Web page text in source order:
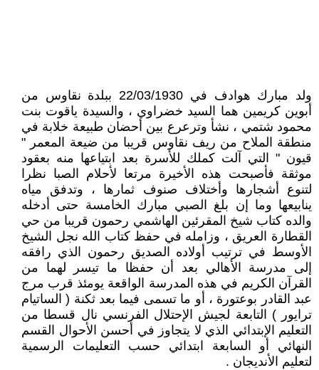
ولد مبارك هوادف في 22/03/1930 ببلدة نقاوس من
أبوين كريمين هما السيد خضراوي ، والسيدة ياقوت بنت
محمود شتمي ، نشأ وترعرع بين أحضان طبيعة خلابة في
منطقة الملاح من ريف نقاوس قريبا من ضيعة المعمر "
قيون " التي آلت كملك للأسرة بعد ابتياعها منه بعقود
موثقة فأصبحت هذه الأخيرة مرتعا لأحلام الصبا نظرا
لتنوع أشجارها وأختلاف صنوف ثمارها ، وتدفق مياه
ينابيعها وما إن بلغ الصبي مبارك الخامسة حتى أدخله
والده كتاب شيخ المقرئين الهاشمي رحمون قريبا من حي
القطارة العريق ، وزامله في حفظ كتاب الله نجل الشيخ
الأوسط في ترتيب أولاده الصديق رحمون الذي رافقه
إلى مدرسة الأهالي بعد أن حفظا ما تيسر لهما من
القرآن الكريم في هذه المدرسة الواقعة يومئذ قرب مرج
عبد القادر بوعتورة ، أو ما تسمى فيما بعد ثكنة ( الساتيام
ترايور ) التابعة لجيش الإحتلال الفرنسي نال قسطا من
التعليم الإبتدائي الذي لا يتجاوز في أحسن الأحوال القسم
النهائي أو السابعة ابتدائي حسب التعليمات الرسمية
لتعليم الأنديجان .